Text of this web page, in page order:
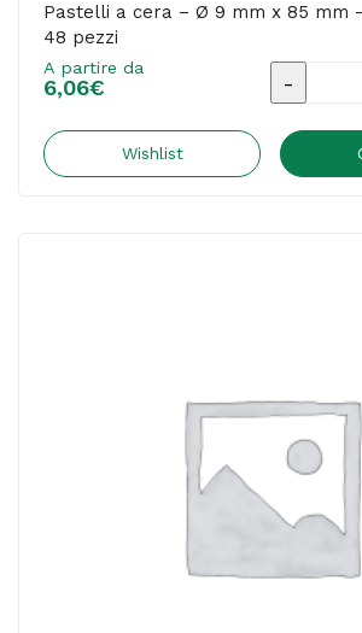
Pastelli a cera – Ø 9 mm x 85 mm
48 pezzi
A partire da
6,06€
Pastelli
cera
mm
Primo
-
48
Wishlist